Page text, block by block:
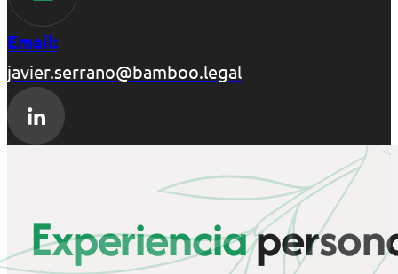
Email:
javier.serrano@bamboo.legal
Experiencia